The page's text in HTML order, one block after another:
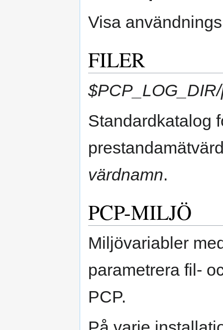
Visa
FILER
Standardkatalog
värdnamn.
PCP-MILJÖ
Miljövariabler
parametrera fil-
PCP.